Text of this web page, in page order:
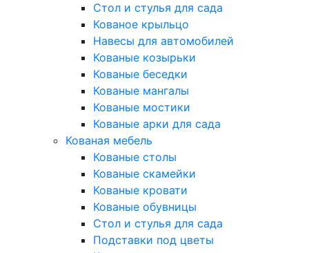
Стол и стулья для сада
Кованое крыльцо
Навесы для автомобилей
Кованые козырьки
Кованые беседки
Кованые мангалы
Кованые мостики
Кованые арки для сада
Кованая мебель
Кованые столы
Кованые скамейки
Кованые кровати
Кованые обувницы
Стол и стулья для сада
Подставки под цветы